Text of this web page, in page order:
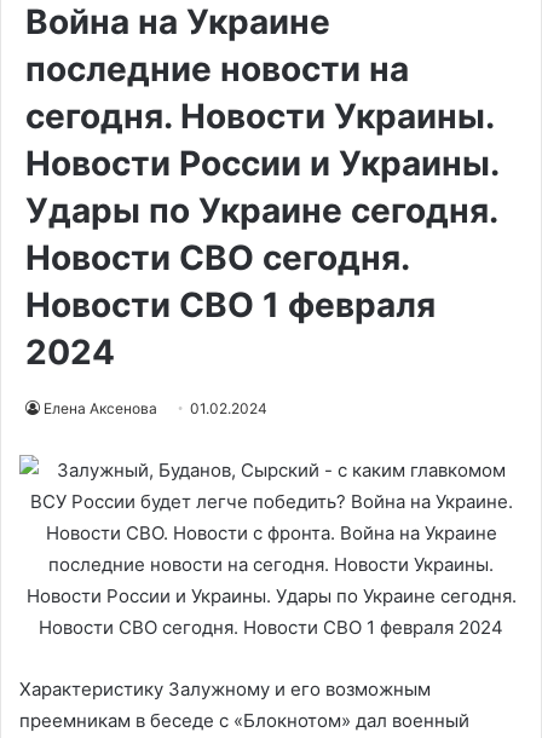
Война на Украине
последние новости на
сегодня. Новости Украины.
Новости России и Украины.
Удары по Украине сегодня.
Новости СВО сегодня.
Новости СВО 1 февраля
2024
Елена Аксенова 01.02.2024
Характеристику Залужному и его возможным
преемникам в беседе с «Блокнотом» дал военный